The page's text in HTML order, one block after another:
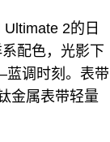
2的日
配色，光影下
调时刻。表带
金属表带轻量